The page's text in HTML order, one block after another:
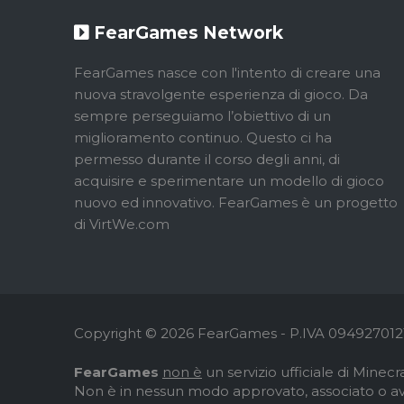
FearGames Network
FearGames nasce con l'intento di creare una
nuova stravolgente esperienza di gioco. Da
sempre perseguiamo l’obiettivo di un
miglioramento continuo. Questo ci ha
permesso durante il corso degli anni, di
acquisire e sperimentare un modello di gioco
nuovo ed innovativo. FearGames è un progetto
di VirtWe.com
Copyright © 2026 FearGames - P.IVA
FearGames non è un servizio ufficiale di
Non è in nessun modo approvato, associato o